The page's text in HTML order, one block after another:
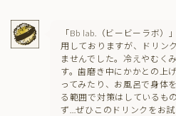
「Bb lab.（ビービーラボ）
用しておりますが、ドリン
ませんでした。冷えやむく
す。歯磨き中にかかとの上
ってみたり、お風呂で身体
る範囲で対策はしているも
ず…ぜひこのドリンクをお